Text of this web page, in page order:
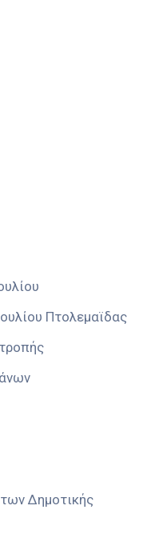
Πτολεμαϊδας
Δημοτικής